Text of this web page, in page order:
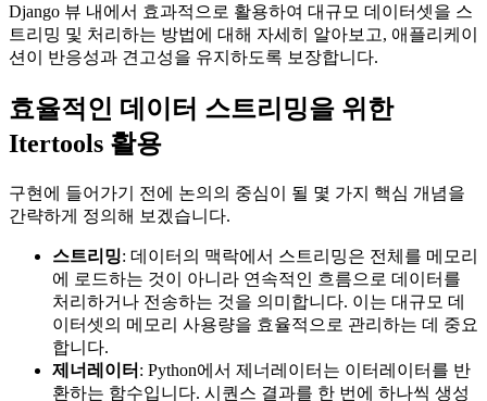
Django 뷰 내에서 효과적으로 활용하여 대규모 데이터셋을 스
트리밍 및 처리하는 방법에 대해 자세히 알아보고, 애플리케이
션이 반응성과 견고성을 유지하도록 보장합니다.
효율적인 데이터 스트리밍을 위한
Itertools 활용
구현에 들어가기 전에 논의의 중심이 될 몇 가지 핵심 개념을
간략하게 정의해 보겠습니다.
스트리밍: 데이터의 맥락에서 스트리밍은 전체를 메모리
에 로드하는 것이 아니라 연속적인 흐름으로 데이터를
처리하거나 전송하는 것을 의미합니다. 이는 대규모 데
이터셋의 메모리 사용량을 효율적으로 관리하는 데 중요
합니다.
제너레이터 : Python에서 제너레이터는 이터레이터를 반
환하는 함수입니다. 시퀀스 결과를 한 번에 하나씩 생성